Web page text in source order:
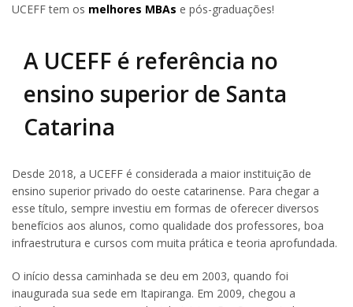
UCEFF tem os melhores MBAs e pós-graduações!
A UCEFF é referência no
ensino superior de Santa
Catarina
Desde 2018, a UCEFF é considerada a maior instituição de
ensino superior privado do oeste catarinense. Para chegar a
esse título, sempre investiu em formas de oferecer diversos
benefícios aos alunos, como qualidade dos professores, boa
infraestrutura e cursos com muita prática e teoria aprofundada.
O início dessa caminhada se deu em 2003, quando foi
inaugurada sua sede em Itapiranga. Em 2009, chegou a